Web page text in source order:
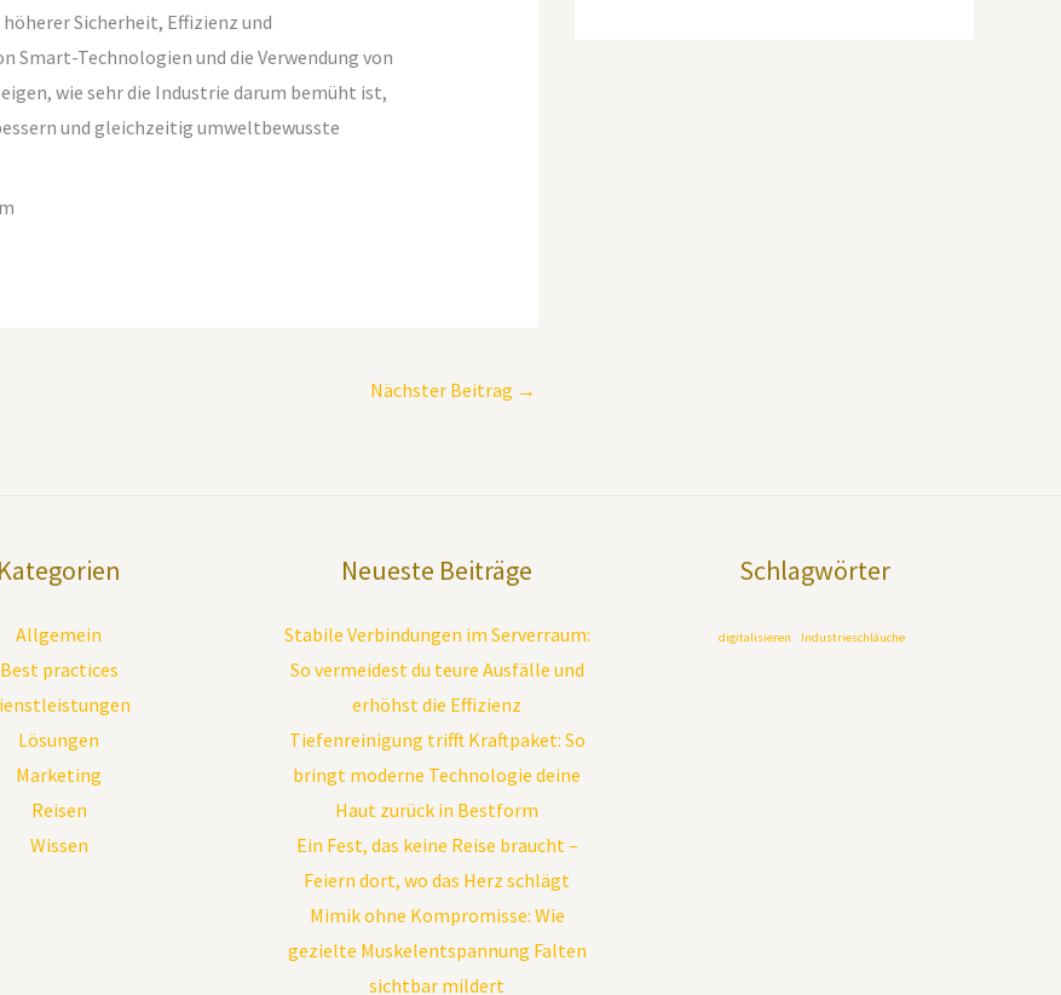
Sicherheit, Effizienz und
Technologien und die Verwendung von
wie sehr die Industrie darum bemüht ist,
und gleichzeitig umweltbewusste
Nächster Beitrag →
Kategorien
Allgemein
Best practices
Lösungen
Marketing
Reisen
Wissen
Neueste Beiträge
Stabile Verbindungen im Serverraum:
So vermeidest du teure Ausfälle und
erhöhst die Effizienz
Tiefenreinigung trifft Kraftpaket: So
bringt moderne Technologie deine
Haut zurück in Bestform
Ein Fest, das keine Reise braucht –
Feiern dort, wo das Herz schlägt
Mimik ohne Kompromisse: Wie
gezielte Muskelentspannung Falten
sichtbar mildert
Schlagwörter
digitalisieren Industrieschläuche